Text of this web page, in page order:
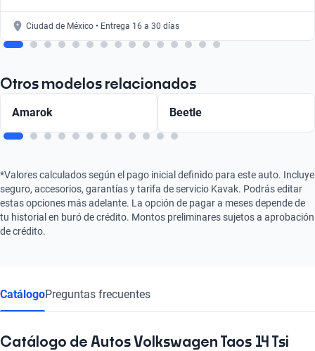
Ciudad de México • Entrega 16 a 30 días
Otros modelos relacionados
Amarok Beetle
*Valores calculados según el pago inicial definido para este auto. Incluye
seguro, accesorios, garantías y tarifa de servicio Kavak. Podrás editar
estas opciones más adelante. La opción de pagar a meses depende de
tu historial en buró de crédito. Montos preliminares sujetos a aprobación
de crédito.
CatálogoPreguntas frecuentes
Catálogo de Autos Volkswagen Taos 14 Tsi